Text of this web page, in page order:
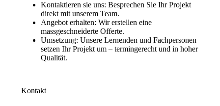
Kontaktieren sie uns: Besprechen Sie Ihr Projekt
direkt mit unserem Team.
Angebot erhalten: Wir erstellen eine
massgeschneiderte Offerte.
Umsetzung: Unsere Lernenden und Fachpersonen
setzen Ihr Projekt um – termingerecht und in hoher
Qualität.
Kontakt